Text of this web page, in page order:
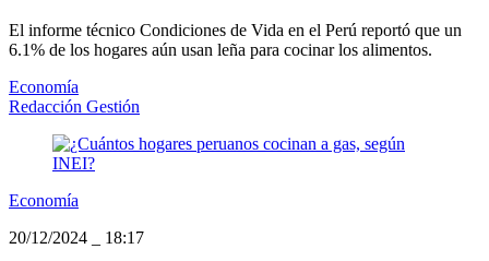
El informe técnico Condiciones de Vida en el Perú reportó que un
6.1% de los hogares aún usan leña para cocinar los alimentos.
Economía
Redacción Gestión
Economía
20/12/2024
18:17